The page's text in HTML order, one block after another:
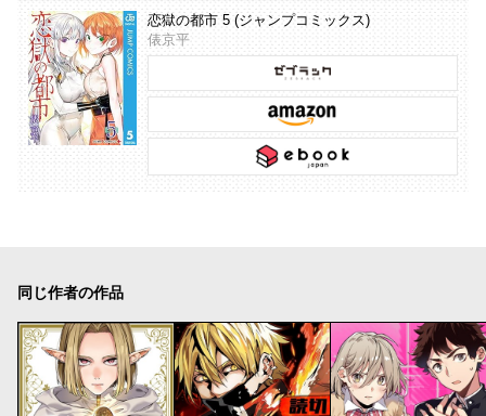
恋獄の都市 5 (ジャンプコミックス)
俵京平
同じ作者の作品